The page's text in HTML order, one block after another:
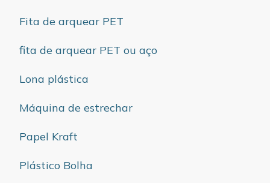
Fita de arquear PET
fita de arquear PET ou aço
Lona plástica
Máquina de estrechar
Papel Kraft
Plástico Bolha